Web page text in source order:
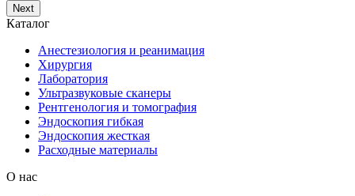
Next
Каталог
Анестезиология и реанимация
Хирургия
Лаборатория
Ультразвуковые сканеры
Рентгенология и томография
Эндоскопия гибкая
Эндоскопия жесткая
Расходные материалы
О нас